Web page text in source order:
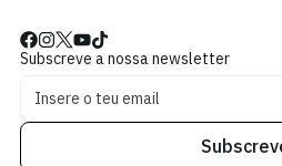
Subscreve a nossa newsletter